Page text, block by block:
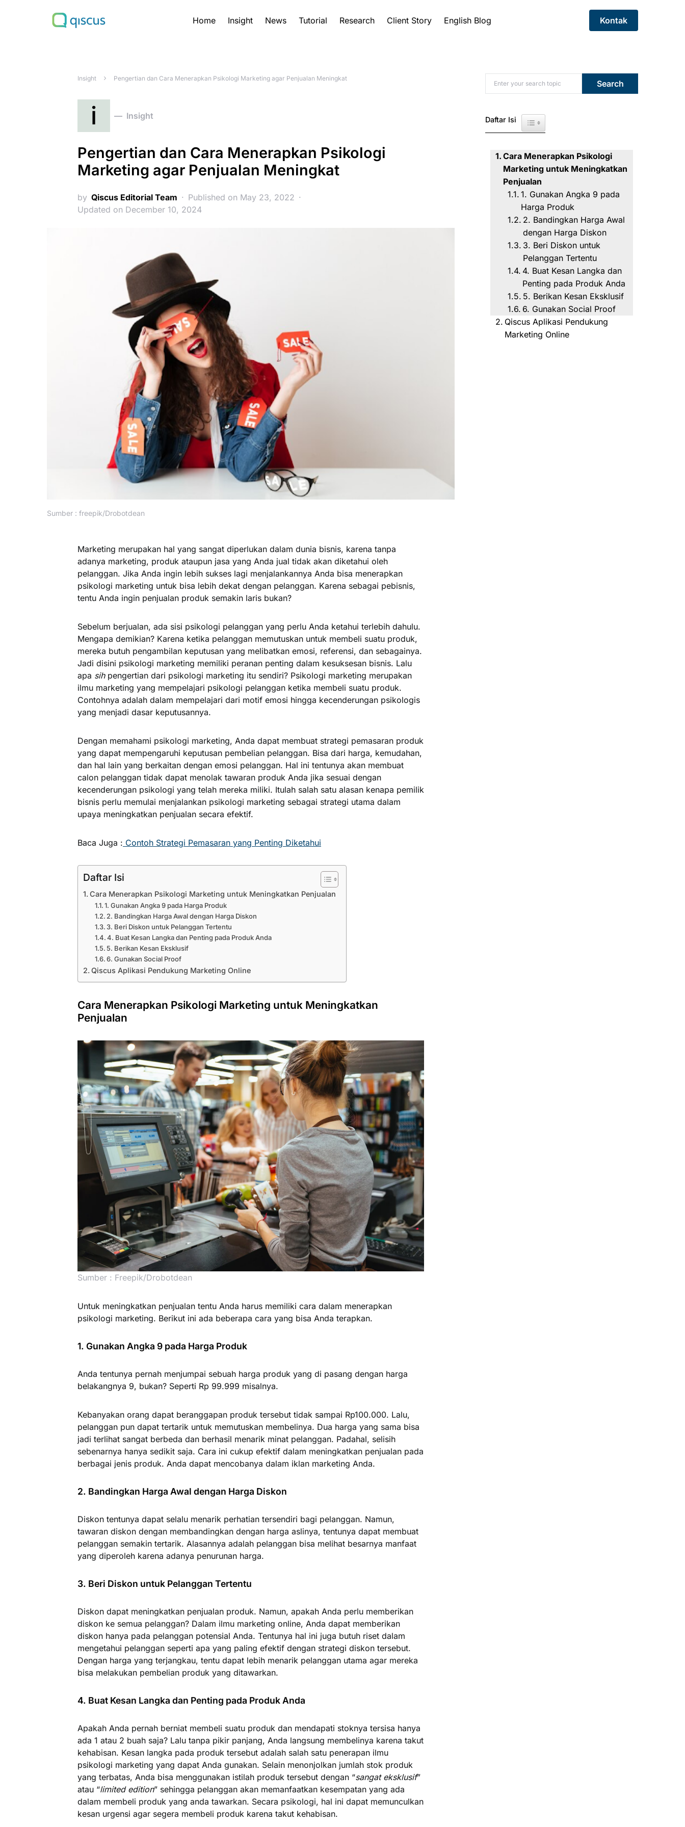
Home Insight News Tutorial Research Client Story English Blog
Kontak
Search for:
Insight Pengertian dan Cara Menerapkan Psikologi Marketing agar Penjualan Meningkat
i Insight
Pengertian dan Cara Menerapkan Psikologi
Marketing agar Penjualan Meningkat
by Qiscus Editorial Team
Published on May 23, 2022
Updated on December 10, 2024
Sumber : freepik/Drobotdean
Marketing merupakan hal yang sangat diperlukan dalam dunia bisnis, karena tanpa
adanya marketing, produk ataupun jasa yang Anda jual tidak akan diketahui oleh
pelanggan. Jika Anda ingin lebih sukses lagi menjalankannya Anda bisa menerapkan
psikologi marketing untuk bisa lebih dekat dengan pelanggan. Karena sebagai pebisnis,
tentu Anda ingin penjualan produk semakin laris bukan?
Sebelum berjualan, ada sisi psikologi pelanggan yang perlu Anda ketahui terlebih dahulu.
Mengapa demikian? Karena ketika pelanggan memutuskan untuk membeli suatu produk,
mereka butuh pengambilan keputusan yang melibatkan emosi, referensi, dan sebagainya.
Jadi disini psikologi marketing memiliki peranan penting dalam kesuksesan bisnis. Lalu
apa sihpengertian dari psikologi marketing itu sendiri? Psikologi marketing merupakan
ilmu marketing yang mempelajari psikologi pelanggan ketika membeli suatu produk.
Contohnya adalah dalam mempelajari dari motif emosi hingga kecenderungan psikologis
yang menjadi dasar keputusannya.
Dengan memahami psikologi marketing, Anda dapat membuat strategi pemasaran produk
yang dapat mempengaruhi keputusan pembelian pelanggan. Bisa dari harga, kemudahan,
dan hal lain yang berkaitan dengan emosi pelanggan. Hal ini tentunya akan membuat
calon pelanggan tidak dapat menolak tawaran produk Anda jika sesuai dengan
kecenderungan psikologi yang telah mereka miliki. Itulah salah satu alasan kenapa pemilik
bisnis perlu memulai menjalankan psikologi marketing sebagai strategi utama dalam
upaya meningkatkan penjualan secara efektif.
Baca Juga : Contoh Strategi Pemasaran yang Penting Diketahui
Daftar Isi
Cara Menerapkan Psikologi Marketing untuk Meningkatkan Penjualan
1. Gunakan Angka 9 pada Harga Produk
2. Bandingkan Harga Awal dengan Harga Diskon
3. Beri Diskon untuk Pelanggan Tertentu
4. Buat Kesan Langka dan Penting pada Produk Anda
5. Berikan Kesan Eksklusif
6. Gunakan Social Proof
Qiscus Aplikasi Pendukung Marketing Online
Cara Menerapkan Psikologi Marketing untuk Meningkatkan
Penjualan
Sumber : Freepik/Drobotdean
Untuk meningkatkan penjualan tentu Anda harus memiliki cara dalam menerapkan
psikologi marketing. Berikut ini ada beberapa cara yang bisa Anda terapkan.
1. Gunakan Angka 9 pada Harga Produk
Anda tentunya pernah menjumpai sebuah harga produk yang di pasang dengan harga
belakangnya 9, bukan? Seperti Rp 99.999 misalnya.
Kebanyakan orang dapat beranggapan produk tersebut tidak sampai Rp100.000. Lalu,
pelanggan pun dapat tertarik untuk memutuskan membelinya. Dua harga yang sama bisa
jadi terlihat sangat berbeda dan berhasil menarik minat pelanggan. Padahal, selisih
sebenarnya hanya sedikit saja. Cara ini cukup efektif dalam meningkatkan penjualan pada
berbagai jenis produk. Anda dapat mencobanya dalam iklan marketing Anda.
2. Bandingkan Harga Awal dengan Harga Diskon
Diskon tentunya dapat selalu menarik perhatian tersendiri bagi pelanggan. Namun,
tawaran diskon dengan membandingkan dengan harga aslinya, tentunya dapat membuat
pelanggan semakin tertarik. Alasannya adalah pelanggan bisa melihat besarnya manfaat
yang diperoleh karena adanya penurunan harga.
3. Beri Diskon untuk Pelanggan Tertentu
Diskon dapat meningkatkan penjualan produk. Namun, apakah Anda perlu memberikan
diskon ke semua pelanggan? Dalam ilmu marketing online, Anda dapat memberikan
diskon hanya pada pelanggan potensial Anda. Tentunya hal ini juga butuh riset dalam
mengetahui pelanggan seperti apa yang paling efektif dengan strategi diskon tersebut.
Dengan harga yang terjangkau, tentu dapat lebih menarik pelanggan utama agar mereka
bisa melakukan pembelian produk yang ditawarkan.
4. Buat Kesan Langka dan Penting pada Produk Anda
Apakah Anda pernah berniat membeli suatu produk dan mendapati stoknya tersisa hanya
ada 1 atau 2 buah saja? Lalu tanpa pikir panjang, Anda langsung membelinya karena takut
kehabisan. Kesan langka pada produk tersebut adalah salah satu penerapan ilmu
psikologi marketing yang dapat Anda gunakan. Selain menonjolkan jumlah stok produk
yang terbatas, Anda bisa menggunakan istilah produk tersebut dengan “sangat eksklusif”
atau “limited edition” sehingga pelanggan akan memanfaatkan kesempatan yang ada
dalam membeli produk yang anda tawarkan. Secara psikologi, hal ini dapat memunculkan
kesan urgensi agar segera membeli produk karena takut kehabisan.
Search for: Search
Daftar Isi Toggle Table of Content
Cara Menerapkan Psikologi
Marketing untuk Meningkatkan
Penjualan
1. Gunakan Angka 9 pada
Harga Produk
2. Bandingkan Harga Awal
dengan Harga Diskon
3. Beri Diskon untuk
Pelanggan Tertentu
4. Buat Kesan Langka dan
Penting pada Produk Anda
5. Berikan Kesan Eksklusif
6. Gunakan Social Proof
Qiscus Aplikasi Pendukung
Marketing Online